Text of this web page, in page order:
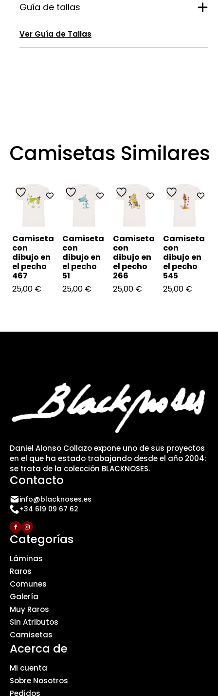
Guía de tallas
Ver Guía de Tallas
Camisetas Similares
Camiseta
con
dibujo en
el pecho
467
25,00 €
Camiseta
con
dibujo en
el pecho
51
25,00 €
Camiseta
con
dibujo en
el pecho
266
25,00 €
Camiseta
con
dibujo en
el pecho
545
25,00 €
Daniel Alonso Collazo expone uno de sus proyectos
en el que ha estado trabajando desde el año 2004:
se trata de la colección BLACKNOSES.
Contacto
info@blacknoses.es
+34 619 09 67 62
Categorías
Láminas
Raros
Comunes
Galería
Muy Raros
Sin Atributos
Camisetas
Acerca de
Mi cuenta
Sobre Nosotros
Pedidos